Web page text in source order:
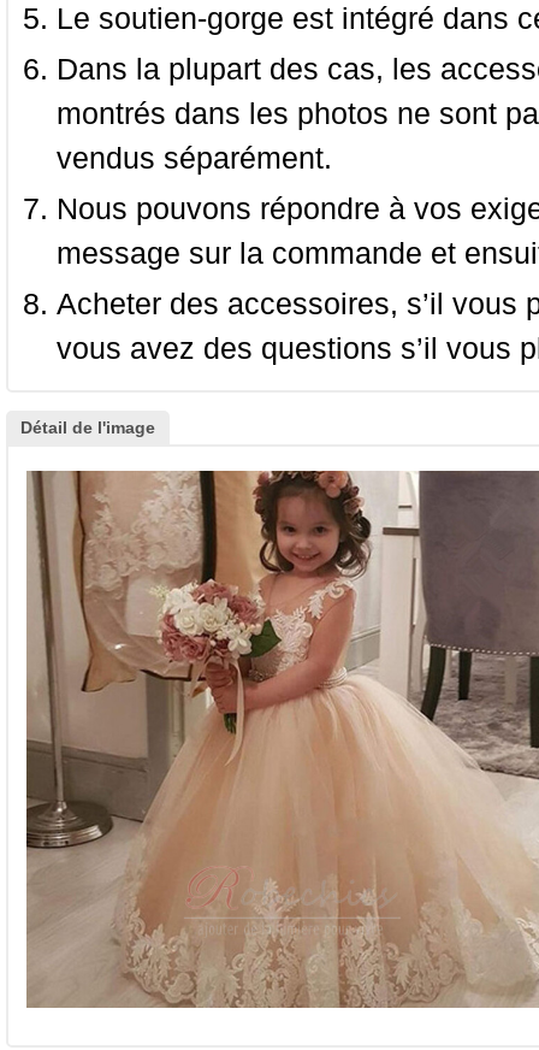
Le soutien-gorge est intégré dans
Dans la plupart des cas, les
montrés dans les photos ne sont
vendus séparément.
Nous pouvons répondre à vos
message sur la commande et
Acheter des accessoires, s’il
vous avez des questions s’il vous
Détail de l'image